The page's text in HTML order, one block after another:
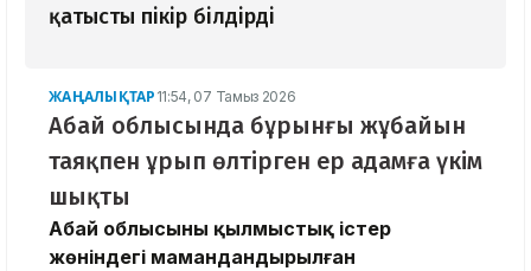
қатысты пікір білдірді
ЖАҢАЛЫҚТАР 11:54, 07 Тамыз 2026
Абай облысында бұрынғы жұбайын
таяқпен ұрып өлтірген ер адамға үкім
шықты
Абай облысының қылмыстық істер
жөніндегі мамандандырылған